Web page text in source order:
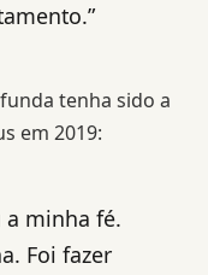
tenha sido a
em 2019:
minha fé.
Foi fazer